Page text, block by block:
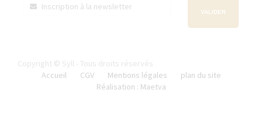
VALIDER
Copyright © Syll - Tous droits réservés
Accueil
CGV Mentions légales
plan du site
Réalisation : Maetva